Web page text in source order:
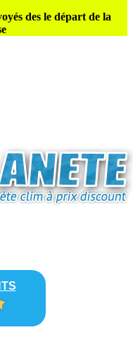
des le départ de la